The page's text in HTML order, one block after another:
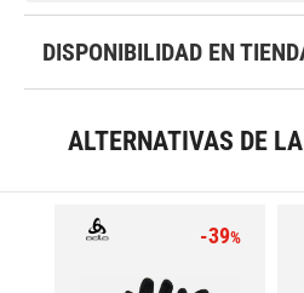
DISPONIBILIDAD EN
ALTERNATIVAS DE
-39%